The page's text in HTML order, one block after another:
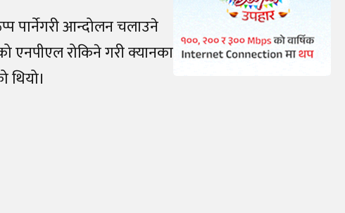
पार्नेगरी आन्दोलन चलाउने
एनपीएल रोकिने गरी क्यानका
थियो।